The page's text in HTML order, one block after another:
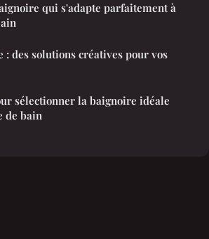
qui s'adapte parfaitement à
: des solutions créatives pour vos
sélectionner la baignoire idéale
de bain